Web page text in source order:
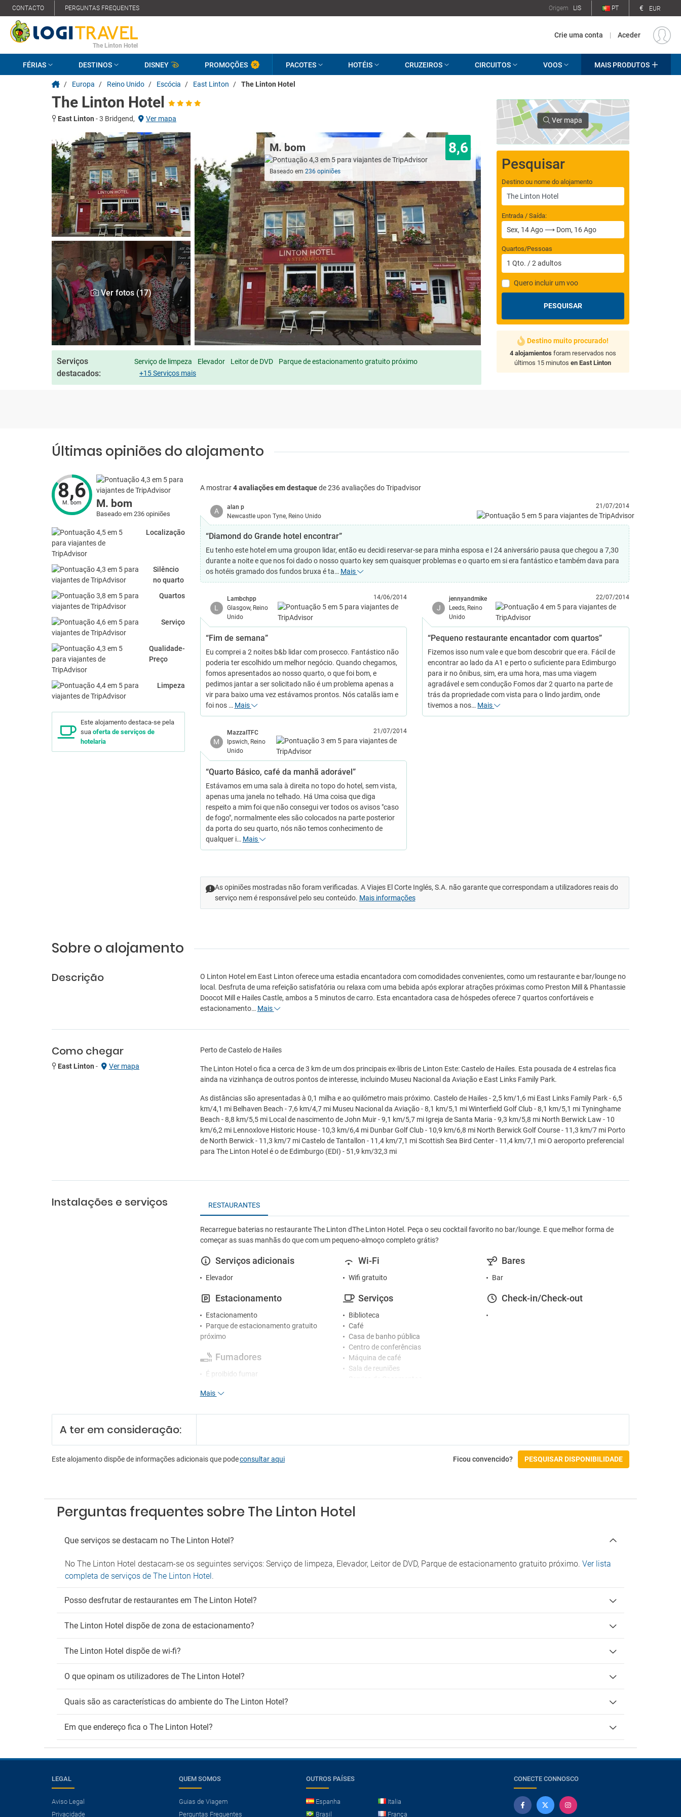
CONTACTO PERGUNTAS FREQUENTES Origem LIS PT € EUR
The Linton Hotel
Crie uma conta | Aceder
FÉRIAS DESTINOS DISNEY PROMOÇÕES PACOTES HOTÉIS CRUZEIROS CIRCUITOS VOOS MAIS PRODUTOS
/ Europa / Reino Unido / Escócia / East Linton / The Linton Hotel
The Linton Hotel
East Linton -3 Bridgend, Ver mapa
Ver fotos (17)
M. bom 8,6
Baseado em236 opiniões
Serviços
destacados:
Serviço de limpeza Elevador Leitor de DVD
Parque de estacionamento gratuito próximo
+15 Serviços mais
Ver mapa
Pesquisar
Destino ou nome do alojamento
Entrada / Saída:
Quartos/Pessoas
1 Qto. /2 adultos
Quero incluir um voo
PESQUISAR
Destino muito procurado!
4 alojamientos foram reservados nos
últimos 15 minutosen East Linton
Últimas opiniões do alojamento
8,6
M. bom M. bom
Baseado em 236 opiniões
Localização
Silêncio
no quarto
Quartos
Serviço
Qualidade-
Preço
Limpeza
Este alojamento destaca-se pela
sua oferta de serviços de
hotelaria
A mostrar4 avaliações em destaquede 236 avaliações do Tripadvisor
A
alan p
Newcastle upon Tyne, Reino Unido
21/07/2014
“Diamond do Grande hotel encontrar”
Eu tenho este hotel em uma groupon lidar, então eu decidi reservar-se para minha esposa e I 24 aniversário pausa que chegou a 7,30
durante a noite e que nos foi dado o nosso quarto key sem quaisquer problemas e o quarto em si era fantástico e também dava para
os hotéis gramado dos fundos bruxa é ta… Mais
L
Lambchpp
Glasgow, Reino
Unido
14/06/2014
“Fim de semana”
Eu comprei a 2 noites b&b lidar com prosecco. Fantástico não
poderia ter escolhido um melhor negócio. Quando chegamos,
fomos apresentados ao nosso quarto, o que foi bom, e
pedimos jantar a ser solicitado não é um problema apenas a
vir para baixo uma vez estávamos prontos. Nós catalãs iam e
foi nos … Mais
J
jennyandmike
Leeds, Reino
Unido
22/07/2014
“Pequeno restaurante encantador com quartos”
Fizemos isso num vale e que bom descobrir que era. Fácil de
encontrar ao lado da A1 e perto o suficiente para Edimburgo
para ir no ônibus, sim, era uma hora, mas uma viagem
agradável e sem condução Fomos dar 2 quarto na parte de
trás da propriedade com vista para o lindo jardim, onde
tivemos a nos… Mais
M
MazzaITFC
Ipswich, Reino
Unido
21/07/2014
“Quarto Básico, café da manhã adorável”
Estávamos em uma sala à direita no topo do hotel, sem vista,
apenas uma janela no telhado. Há Uma coisa que diga
respeito a mim foi que não consegui ver todos os avisos "caso
de fogo", normalmente eles são colocados na parte posterior
da porta do seu quarto, nós não temos conhecimento de
qualquer i… Mais
As opiniões mostradas não foram verificadas. A Viajes El Corte Inglés, S.A. não garante que correspondam a utilizadores reais do
serviço nem é responsável pelo seu conteúdo. Mais informações
Sobre o alojamento
Descrição
O Linton Hotel em East Linton oferece uma estadia encantadora com comodidades convenientes, como um restaurante e bar/lounge no
local. Desfruta de uma refeição satisfatória ou relaxa com uma bebida após explorar atrações próximas como Preston Mill & Phantassie
Doocot Mill e Hailes Castle, ambos a 5 minutos de carro. Esta encantadora casa de hóspedes oferece 7 quartos confortáveis e
estacionamento… Mais
Como chegar
East Linton - Ver mapa
Perto de Castelo de Hailes
The Linton Hotel o fica a cerca de 3 km de um dos principais ex-líbris de Linton Este: Castelo de Hailes. Esta pousada de 4 estrelas fica
ainda na vizinhança de outros pontos de interesse, incluindo Museu Nacional da Aviação e East Links Family Park.
As distâncias são apresentadas à 0,1 milha e ao quilómetro mais próximo. Castelo de Hailes - 2,5 km/1,6 mi East Links Family Park - 6,5
km/4,1 mi Belhaven Beach - 7,6 km/4,7 mi Museu Nacional da Aviação - 8,1 km/5,1 mi Winterfield Golf Club - 8,1 km/5,1 mi Tyninghame
Beach - 8,8 km/5,5 mi Local de nascimento de John Muir - 9,1 km/5,7 mi Igreja de Santa Maria - 9,3 km/5,8 mi North Berwick Law - 10
km/6,2 mi Lennoxlove Historic House - 10,3 km/6,4 mi Dunbar Golf Club - 10,9 km/6,8 mi North Berwick Golf Course - 11,3 km/7 mi Porto
de North Berwick - 11,3 km/7 mi Castelo de Tantallon - 11,4 km/7,1 mi Scottish Sea Bird Center - 11,4 km/7,1 mi O aeroporto preferencial
para The Linton Hotel é o de Edimburgo (EDI) - 51,9 km/32,3 mi
Instalações e serviços RESTAURANTES
Recarregue baterias no restaurante The Linton dThe Linton Hotel. Peça o seu cocktail favorito no bar/lounge. E que melhor forma de
começar as suas manhãs do que com um pequeno-almoço completo grátis?
Serviços adicionais
Elevador
Estacionamento
Estacionamento
próximo
Fumadores
É proibido fumar
Wi-Fi
Wifi gratuito
Serviços
Biblioteca
Café
Casa de banho pública
Centro de conferências
Máquina de café
Sala de reuniões
Bares
Bar
Check-in/Check-out
Mais
A ter em consideração:
Este alojamento dispõe de informações adicionais que podeconsultar aqui Ficou convencido? PESQUISAR DISPONIBILIDADE
Perguntas frequentes sobre The Linton Hotel
Que serviços se destacam no The Linton Hotel?
No The Linton Hotel destacam-se os seguintes serviços: Serviço de limpeza, Elevador, Leitor de DVD, Parque de estacionamento gratuito próximo. Ver lista
completa de serviços de The Linton Hotel.
Posso desfrutar de restaurantes em The Linton Hotel?
The Linton Hotel dispõe de zona de estacionamento?
The Linton Hotel dispõe de wi-fi?
O que opinam os utilizadores de The Linton Hotel?
Quais são as características do ambiente do The Linton Hotel?
Em que endereço fica o The Linton Hotel?
LEGAL
Aviso Legal
Privacidade
QUEM SOMOS
Guias de Viagem
Perguntas Frequentes
OUTROS PAÍSES
Espanha
Italia
Brasil
França
CONECTE CONNOSCO